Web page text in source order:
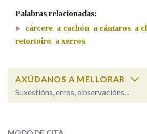
Contén
Nas definicións
Palabras relacionadas:
cárcere, a cachón, a cántaros, a
retortoiro, a xerros
AXÚDANOS A MELLORAR
Suxestións, erros, observacións...